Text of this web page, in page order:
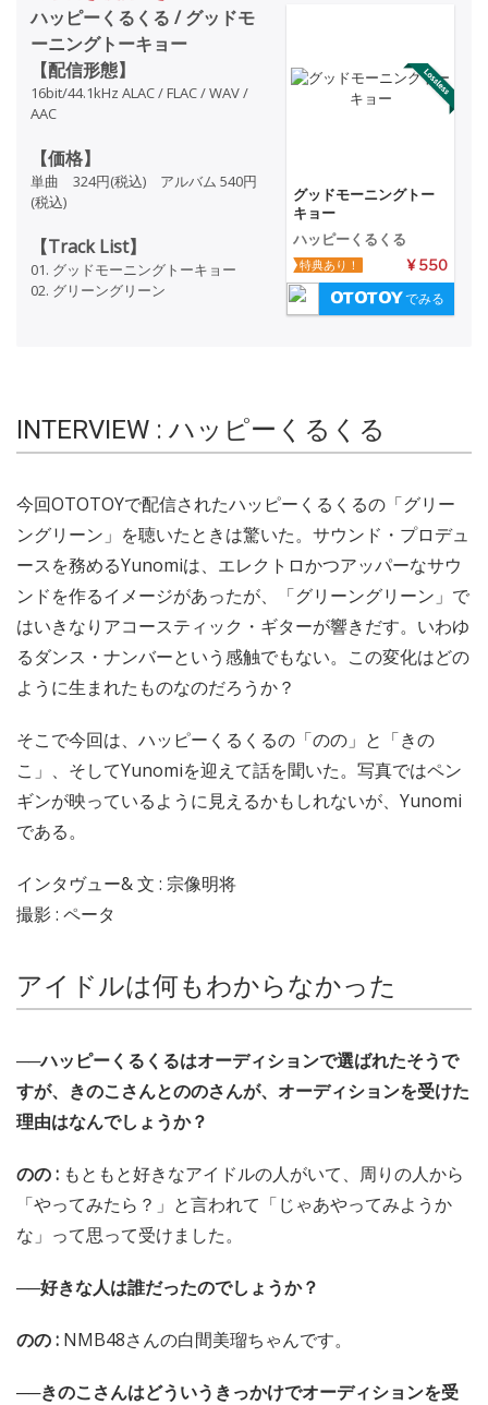
グッドモーニングトー
キョー
ハッピーくるくる
¥ 550
特典あり！
でみる
ハッピーくるくる / グッドモ
ーニングトーキョー
【配信形態】
16bit/44.1kHz ALAC / FLAC / WAV /
AAC
【価格】
単曲 324円(税込) アルバム 540円
(税込)
【Track List】
01. グッドモーニングトーキョー
02. グリーングリーン
INTERVIEW : ハッピーくるくる
今回OTOTOYで配信されたハッピーくるくるの「グリー
ングリーン」を聴いたときは驚いた。サウンド・プロデュ
ースを務めるYunomiは、エレクトロかつアッパーなサウ
ンドを作るイメージがあったが、「グリーングリーン」で
はいきなりアコースティック・ギターが響きだす。いわゆ
るダンス・ナンバーという感触でもない。この変化はどの
ように生まれたものなのだろうか？
そこで今回は、ハッピーくるくるの「のの」と「きの
こ」、そしてYunomiを迎えて話を聞いた。写真ではペン
ギンが映っているように見えるかもしれないが、Yunomi
である。
インタヴュー& 文 : 宗像明将
撮影 : ペータ
アイドルは何もわからなかった
──ハッピーくるくるはオーディションで選ばれたそうで
すが、きのこさんとののさんが、オーディションを受けた
理由はなんでしょうか？
のの : もともと好きなアイドルの人がいて、周りの人から
「やってみたら？」と言われて「じゃあやってみようか
な」って思って受けました。
──好きな人は誰だったのでしょうか？
のの : NMB48さんの白間美瑠ちゃんです。
──きのこさんはどういうきっかけでオーディションを受